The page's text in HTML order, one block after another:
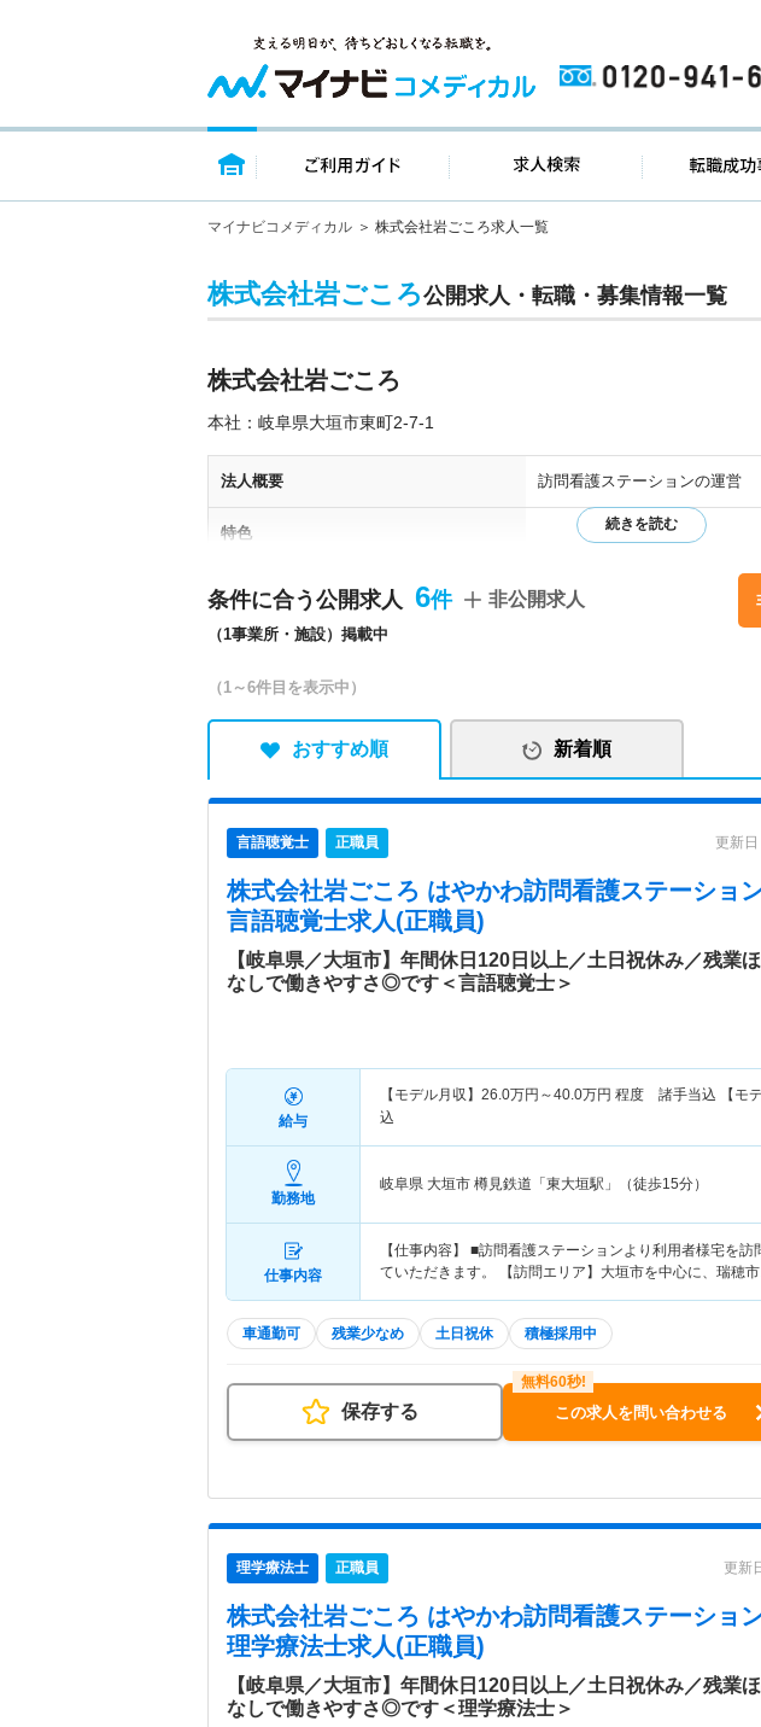
トップページ ご利用ガイド 求人検索
マイナビコメディカル 株式会社岩ごころ求人一覧
株式会社岩ごころ公開求人・転職・募集情報一覧
株式会社岩ごころ
本社：岐阜県大垣市東町2-7-1
法人概要 訪問看護ステーションの運営
特色
条件に合う公開求人 6
（1事業所・施設）掲載中
非公開求人
（1～6件目を表示中）
おすすめ順 新着順
言語聴覚士 正職員 更新
株式会社岩ごころ はやかわ訪問看護ステーショ
言語聴覚士求人(正職員)
【岐阜県／大垣市】年間休日120日以上／土日祝休み／残業
なしで働きやすさ◎です＜言語聴覚士＞
給与
【モデル月収】 26.0万円～40.0万円 程度 諸手当込 【モデ
込
勤務地
岐阜県 大垣市 樽見鉄道「東大垣駅」（徒歩15分）
仕事内容
【仕事内容】 ■訪問看護ステーションより利用者様宅を
ていただきます。 【訪問エリア】大垣市を中心に、瑞穂
車通勤可 残業少なめ 土日祝休 積極採用中
保存する この求人を問い合わせる
理学療法士 正職員 更新
株式会社岩ごころ はやかわ訪問看護ステーショ
理学療法士求人(正職員)
【岐阜県／大垣市】年間休日120日以上／土日祝休み／残業
なしで働きやすさ◎です＜理学療法士＞